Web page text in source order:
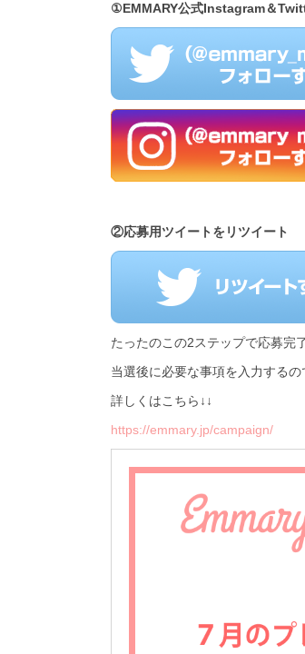
①EMMARY公式Instagram＆
②応募用ツイートをリツイート
たったのこの2ステップで応募完
当選後に必要な事項を入力する
詳しくはこちら↓↓
https://emmary.jp/campaign/